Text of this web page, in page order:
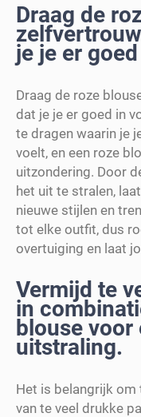
Draag de
je je er
Draag de roze
dat je je er goed in
te dragen waarin je
voelt, en een roze
uitzondering. Door
het uit te stralen,
nieuwe stijlen en
tot elke outfit, dus
overtuiging en laat
Vermijd te
in
blouse voor
uitstraling.
Het is belangrijk
van te veel drukke